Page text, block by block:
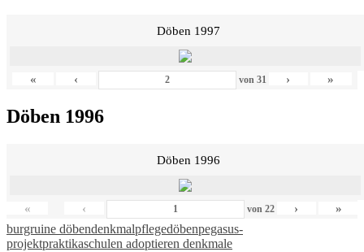
Döben 1997
« ‹ von 31 › »
Döben 1996
Döben 1996
« ‹ von 22 › »
burgruine döbendenkmalpflegedöbenpegasus-
projektpraktikaschulen adoptieren denkmale